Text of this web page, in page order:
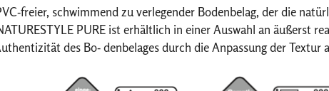
freier, schwimmend zu verlegender Bodenbelag, der die
PURE ist erhältlich in einer Auswahl an äußerst
des Bo- denbelages durch die Anpassung der Textur